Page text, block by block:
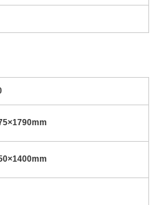
×1790mm
×1400mm